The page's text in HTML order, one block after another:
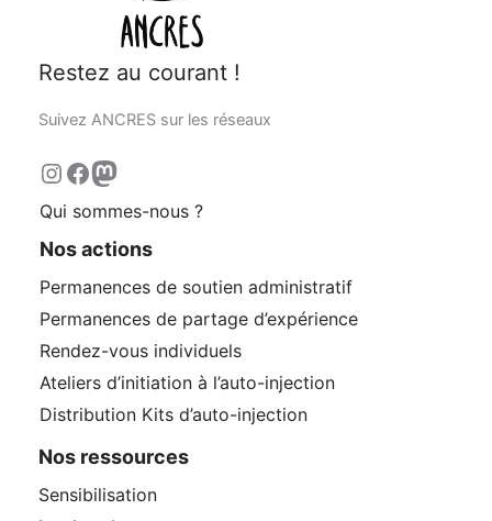
Restez au courant !
Suivez ANCRES sur les réseaux
Qui sommes-nous ?
Nos actions
Permanences de soutien administratif
Permanences de partage d’expérience
Rendez-vous individuels
Ateliers d’initiation à l’auto-injection
Distribution Kits d’auto-injection
Nos ressources
Sensibilisation